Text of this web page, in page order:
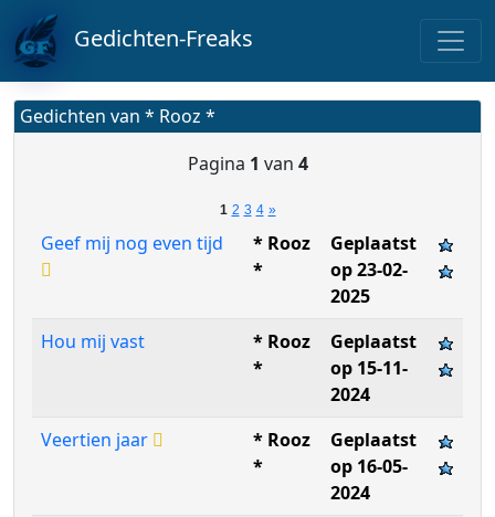
Gedichten-Freaks
Gedichten van * Rooz *
Pagina 1 van 4
1 2 3 4 »
Geef mij nog even tijd
* Rooz
*
Geplaatst
op 23-02-
2025
Hou mij vast
* Rooz
*
Geplaatst
op 15-11-
2024
Veertien jaar
* Rooz
*
Geplaatst
op 16-05-
2024